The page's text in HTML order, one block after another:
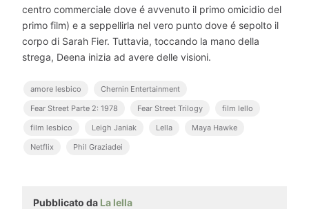
centro commerciale dove é avvenuto il primo omicidio del
primo film) e a seppellirla nel vero punto dove é sepolto il
corpo di Sarah Fier. Tuttavia, toccando la mano della
strega, Deena inizia ad avere delle visioni.
amore lesbico
Chernin Entertainment
Fear Street Parte 2: 1978
Fear Street Trilogy
film lello
film lesbico
Leigh Janiak Lella
Maya Hawke
Netflix
Phil Graziadei
Pubblicato da La lella